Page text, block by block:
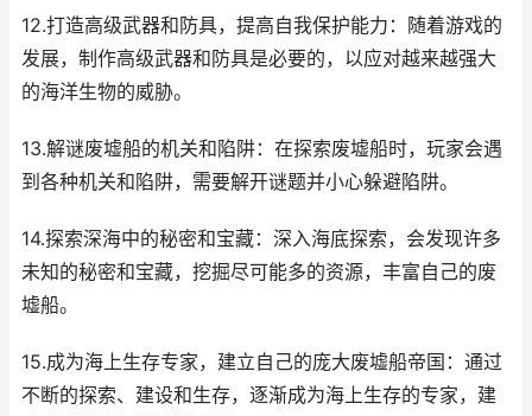
12.打造高级武器和防具，提高自我保护能力：随着游戏的
发展，制作高级武器和防具是必要的，以应对越来越强大
的海洋生物的威胁。
13.解谜废墟船的机关和陷阱：在探索废墟船时，玩家会遇
到各种机关和陷阱，需要解开谜题并小心躲避陷阱。
14.探索深海中的秘密和宝藏：深入海底探索，会发现许多
未知的秘密和宝藏，挖掘尽可能多的资源，丰富自己的废
墟船。
15.成为海上生存专家，建立自己的庞大废墟船帝国：通过
不断的探索、建设和生存，逐渐成为海上生存的专家，建